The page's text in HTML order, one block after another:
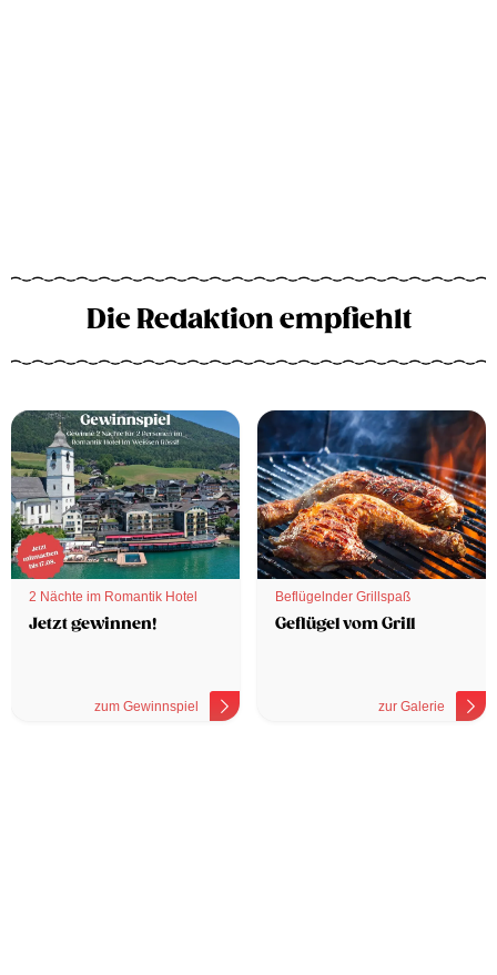
Die Redaktion empfiehlt
2 Nächte im Romantik Hotel
Jetzt gewinnen!
zum Gewinnspiel
Beflügelnder Grillspaß
Geflügel vom Grill
zur Galerie